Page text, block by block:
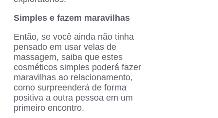
Simples e fazem maravilhas
Então, se você ainda não tinha
pensado em usar velas de
massagem, saiba que estes
cosméticos simples poderá fazer
maravilhas ao relacionamento,
como surpreenderá de forma
positiva a outra pessoa em um
primeiro encontro.